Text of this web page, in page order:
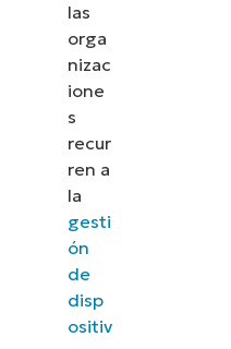
las
orga
nizac
ione
s
recur
ren a
la
gesti
ón
de
disp
ositiv